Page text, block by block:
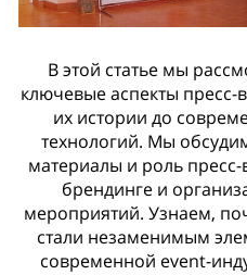
В этой статье мы
ключевые аспекты пресс-
их истории до
технологий. Мы
материалы и роль пресс-
брендинге и
мероприятий. Узнаем,
стали незаменимым
современной event-